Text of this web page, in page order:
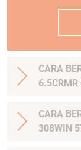
CARA
6.5CRMR
CARA
308WIN